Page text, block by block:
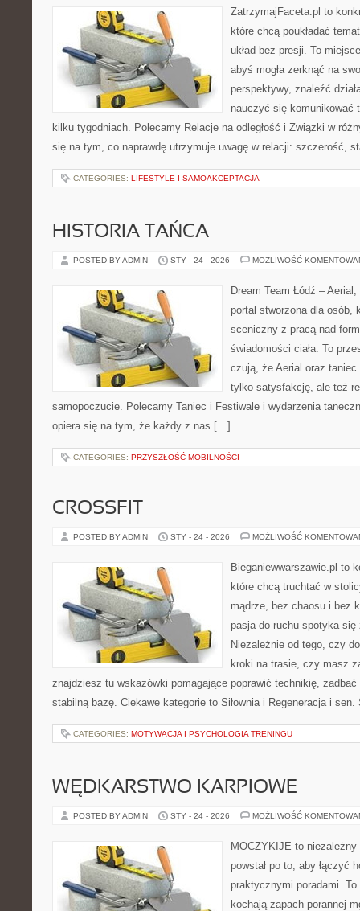
ZatrzymajFaceta.pl to
które chcą poukładać
układ bez presji. To
abyś mogła zerknąć na
perspektywy, znaleźć
nauczyć się komunikować
kilku tygodniach. Polecamy Relacje na odległość i Związki w
się na tym, co naprawdę utrzymuje uwagę w relacji: szczerość,
CATEGORIES: LIFESTYLE I SAMOAKCEPTACJA
HISTORIA TAŃCA
POSTED BY ADMIN STY - 24 - 2026 MOŻLIWOŚĆ
Dream Team Łódź –
portal stworzona dla osób,
sceniczny z pracą nad
świadomości ciała. To
czują, że Aerial oraz
tylko satysfakcję, ale też
samopoczucie. Polecamy Taniec i Festiwale i wydarzenia
opiera się na tym, że każdy z nas […]
CATEGORIES: PRZYSZŁOŚĆ MOBILNOŚCI
CROSSFIT
POSTED BY ADMIN STY - 24 - 2026 MOŻLIWOŚĆ
Bieganiewwarszawie.pl to
które chcą truchtać w
mądrze, bez chaosu i bez
pasja do ruchu spotyka się
Niezależnie od tego, czy
kroki na trasie, czy masz
znajdziesz tu wskazówki pomagające poprawić technikię,
stabilną bazę. Ciekawe kategorie to Siłownia i Regeneracja i
CATEGORIES: MOTYWACJA I PSYCHOLOGIA TRENINGU
WĘDKARSTWO KARPIOWE
POSTED BY ADMIN STY - 24 - 2026 MOŻLIWOŚĆ
MOCZYKIJE to
powstał po to, aby łączyć
praktycznymi poradami.
kochają zapach porannej